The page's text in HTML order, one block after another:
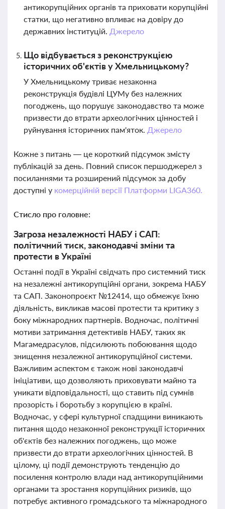
антикорупційних органів та приховати корупційні
статки, що негативно впливає на довіру до
державних інституцій. Джерело
Що відбувається з реконструкцією
історичних об'єктів у Хмельницькому?
У Хмельницькому триває незаконна
реконструкція будівлі ЦУМу без належних
погоджень, що порушує законодавство та може
призвести до втрати археологічних цінностей і
руйнування історичних пам'яток. Джерело
Кожне з питань — це короткий підсумок змісту
публікацій за день. Повний список першоджерел з
посиланнями та розширений підсумок за добу
доступні у комерційній версії Платформи LIGA360.
Стисло про головне:
Загроза незалежності НАБУ і САП:
політичний тиск, законодавчі зміни та
протести в Україні
Останні події в Україні свідчать про системний тиск
на незалежні антикорупційні органи, зокрема НАБУ
та САП. Законопроєкт №12414, що обмежує їхню
діяльність, викликав масові протести та критику з
боку міжнародних партнерів. Водночас, політичні
мотиви затримання детективів НАБУ, таких як
Магамедрасулов, підсилюють побоювання щодо
знищення незалежної антикорупційної системи.
Важливим аспектом є також нові законодавчі
ініціативи, що дозволяють приховувати майно та
уникати відповідальності, що ставить під сумнів
прозорість і боротьбу з корупцією в країні.
Водночас, у сфері культурної спадщини виникають
питання щодо незаконної реконструкції історичних
об'єктів без належних погоджень, що може
призвести до втрати археологічних цінностей. В
цілому, ці події демонструють тенденцію до
посилення контролю влади над антикорупційними
органами та зростання корупційних ризиків, що
потребує активного громадського та міжнародного